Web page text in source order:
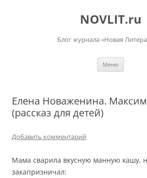
NOVLIT.ru
Блог журнала «Новая
Меню
Елена Новаженина.
(рассказ для детей)
Добавить комментарий
Мама сварила вкусную манную кашу,
закапризничал: